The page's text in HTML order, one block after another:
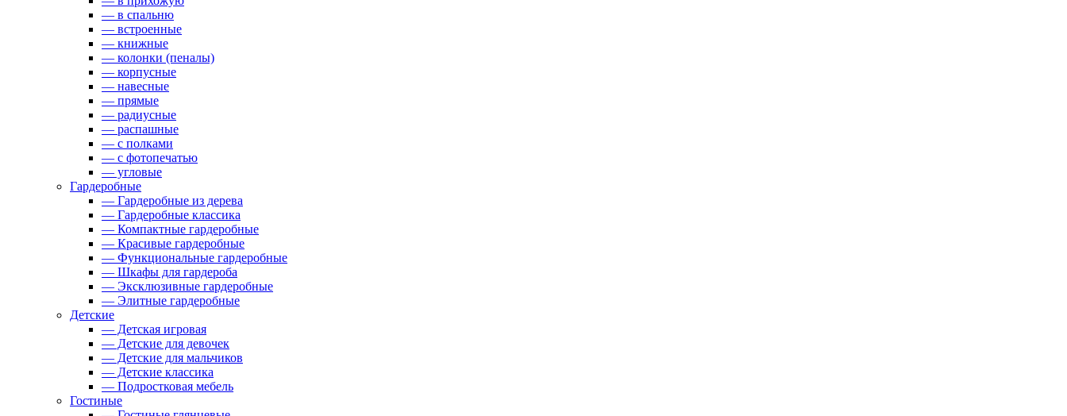
— в спальню
— встроенные
— книжные
— колонки (пеналы)
— корпусные
— навесные
— прямые
— радиусные
— распашные
— с полками
— с фотопечатью
— угловые
Гардеробные
— Гардеробные из дерева
— Гардеробные классика
— Компактные гардеробные
— Красивые гардеробные
— Функциональные гардеробные
— Шкафы для гардероба
— Эксклюзивные гардеробные
— Элитные гардеробные
Детские
— Детская игровая
— Детские для девочек
— Детские для мальчиков
— Детские классика
— Подростковая мебель
Гостиные